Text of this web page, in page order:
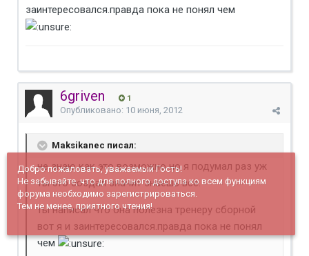
заинтересовался.правда пока не понял чем
6griven 1
Опубликовано: 10 июня, 2012
Maksikanec писал:
не знаю как это возможно но я подумал раз уж
ты это создал значит знаешь всё.
ты написал что она полезна тренеру сборной
вот я и заинтересовался.правда пока не понял
чем
Добро пожаловать, уважаемый Гость!
Не забывайте, что для полного доступа ко всем функциям
форума необходимо зарегистрироваться.
Тем не менее, приятного чтения!